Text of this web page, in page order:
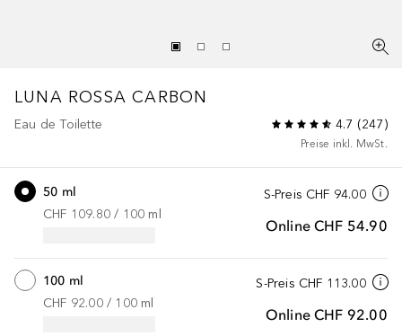
LUNA ROSSA CARBON
Eau de Toilette 4.7 (247)
Preise inkl. MwSt.
S-Preis CHF 94.00
Online CHF 54.90
50 ml
CHF 109.80 / 100 ml
S-Preis CHF 113.00
Online CHF 92.00
100 ml
CHF 92.00 / 100 ml